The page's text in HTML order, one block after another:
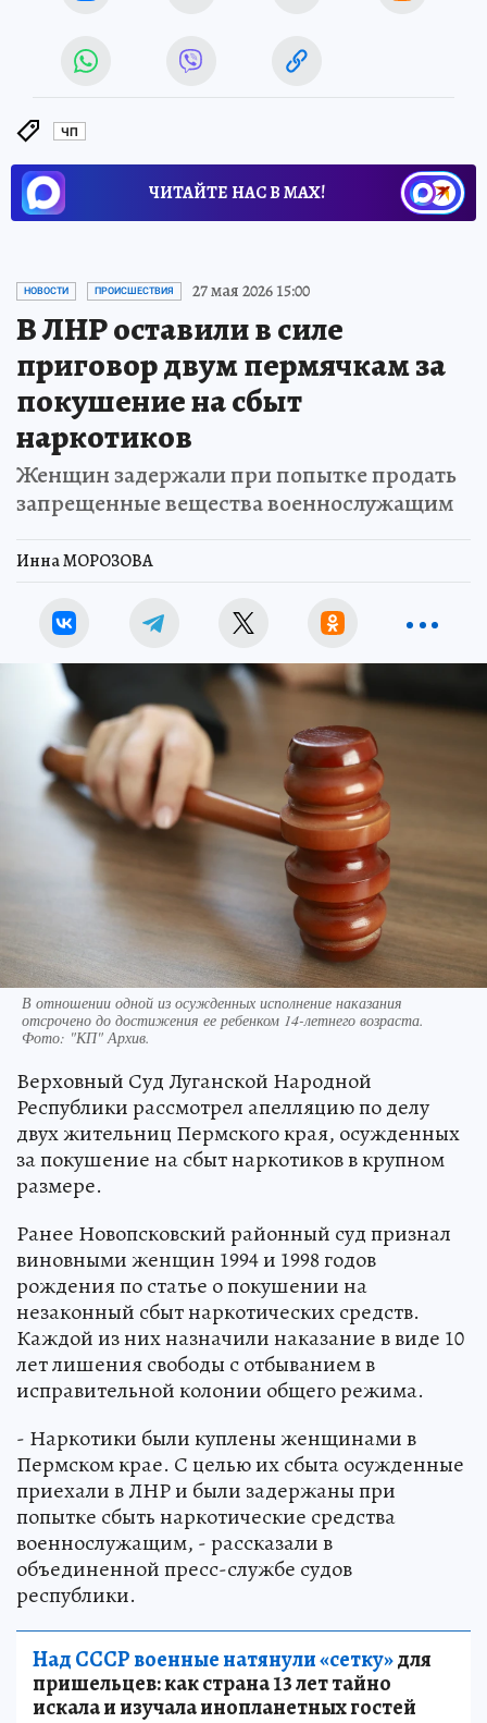
ЧП
ЧИТАЙТЕ НАС В МАХ!
НОВОСТИ ПРОИСШЕСТВИЯ 27 мая 2026 15:00
В ЛНР оставили в силе
приговор двум пермячкам за
покушение на сбыт
наркотиков
Женщин задержали при попытке продать
запрещенные вещества военнослужащим
Инна МОРОЗОВА
В отношении одной из осужденных исполнение наказания
отсрочено до достижения ее ребенком 14-летнего возраста.
Фото: "КП" Архив.
Верховный Суд Луганской Народной
Республики рассмотрел апелляцию по делу
двух жительниц Пермского края, осужденных
за покушение на сбыт наркотиков в крупном
размере.
Ранее Новопсковский районный суд признал
виновными женщин 1994 и 1998 годов
рождения по статье о покушении на
незаконный сбыт наркотических средств.
Каждой из них назначили наказание в виде 10
лет лишения свободы с отбыванием в
исправительной колонии общего режима.
- Наркотики были куплены женщинами в
Пермском крае. С целью их сбыта осужденные
приехали в ЛНР и были задержаны при
попытке сбыть наркотические средства
военнослужащим, - рассказали в
объединенной пресс-службе судов
республики.
Над СССР военные натянули «сетку»для
пришельцев: как страна 13 лет тайно
искала и изучала инопланетных гостей